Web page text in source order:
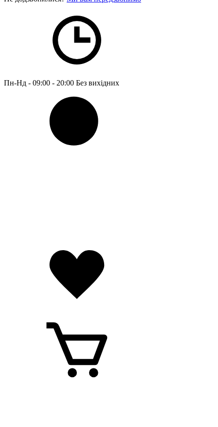
Пн-Нд - 09:00 - 20:00 Без вихідних